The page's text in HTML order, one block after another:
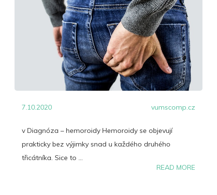
7.10.2020 vumscomp.cz
v Diagnóza – hemoroidy Hemoroidy se objevují
prakticky bez výjimky snad u každého druhého
třicátníka. Sice to ...
READ MORE